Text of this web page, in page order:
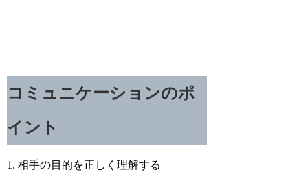
コミュニケーションのポ
イント
1. 相手の目的を正しく理解する